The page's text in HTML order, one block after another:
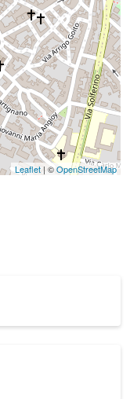
Leaflet | ©OpenStreetMap